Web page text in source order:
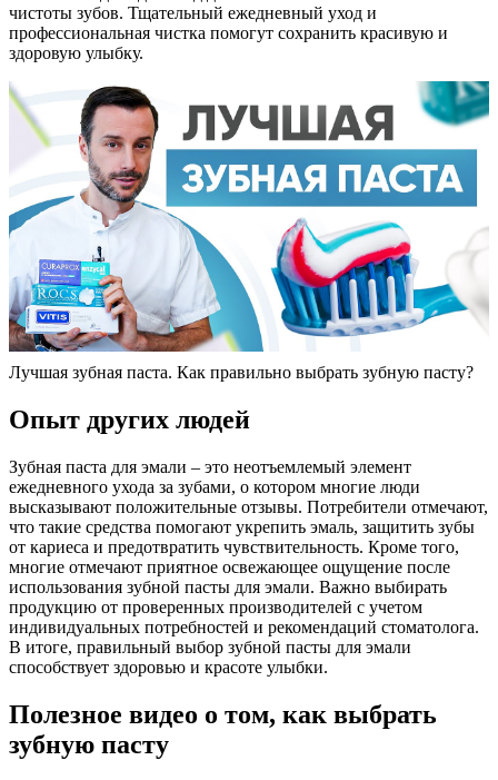
чистоты зубов. Тщательный ежедневный уход и
профессиональная чистка помогут сохранить красивую и
здоровую улыбку.
Лучшая зубная паста. Как правильно выбрать зубную пасту?
Опыт других людей
Зубная паста для эмали – это неотъемлемый элемент
ежедневного ухода за зубами, о котором многие люди
высказывают положительные отзывы. Потребители отмечают,
что такие средства помогают укрепить эмаль, защитить зубы
от кариеса и предотвратить чувствительность. Кроме того,
многие отмечают приятное освежающее ощущение после
использования зубной пасты для эмали. Важно выбирать
продукцию от проверенных производителей с учетом
индивидуальных потребностей и рекомендаций стоматолога.
В итоге, правильный выбор зубной пасты для эмали
способствует здоровью и красоте улыбки.
Полезное видео о том, как выбрать
зубную пасту